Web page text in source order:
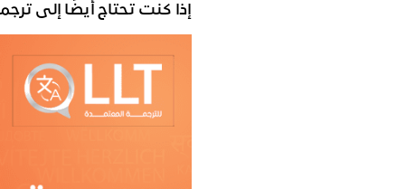
إذا كنت تحتاج أيضًا إلى